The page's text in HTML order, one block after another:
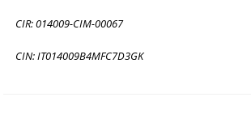
CIR: 014009-CIM-00067
CIN: IT014009B4MFC7D3GK